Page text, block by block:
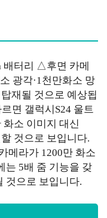
배터리 △후면 카메
광각·1천만화소 망
재될 것으로 예상됩
면 갤럭시S24 울트
소 이미지 대신
것으로 보입니다.
메라가 1200만 화소
는 5배 줌 기능을 갖
것으로 보입니다.